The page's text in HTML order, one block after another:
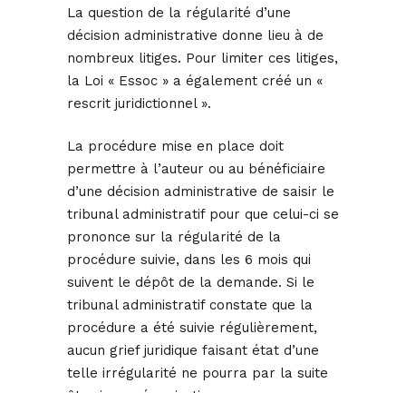
La question de la régularité d’une
décision administrative donne lieu à de
nombreux litiges. Pour limiter ces litiges,
la Loi « Essoc » a également créé un «
rescrit juridictionnel ».
La procédure mise en place doit
permettre à l’auteur ou au bénéficiaire
d’une décision administrative de saisir le
tribunal administratif pour que celui-ci se
prononce sur la régularité de la
procédure suivie, dans les 6 mois qui
suivent le dépôt de la demande. Si le
tribunal administratif constate que la
procédure a été suivie régulièrement,
aucun grief juridique faisant état d’une
telle irrégularité ne pourra par la suite